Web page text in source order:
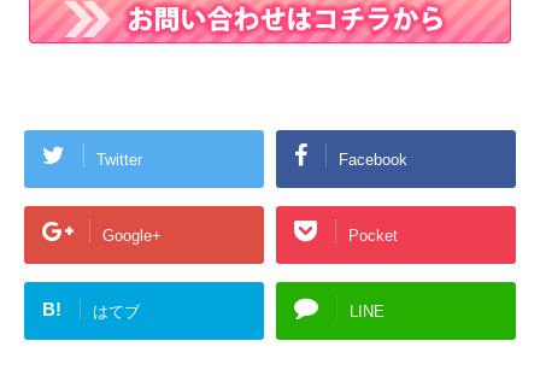
Twitter Facebook
Google+ Pocket
B! はてブ LINE